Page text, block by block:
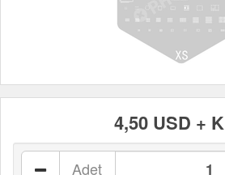
4,50 USD +
Adet